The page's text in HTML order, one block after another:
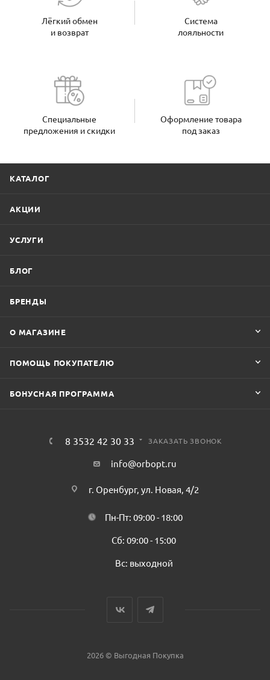
Лёгкий обмен
и возврат
Система
лояльности
Специальные
предложения и скидки
Оформление товара
под заказ
КАТАЛОГ
АКЦИИ
УСЛУГИ
БЛОГ
БРЕНДЫ
О МАГАЗИНЕ
ПОМОЩЬ ПОКУПАТЕЛЮ
БОНУСНАЯ ПРОГРАММА
8 3532 42 30 33 ЗАКАЗАТЬ ЗВОНОК
info@orbopt.ru
г. Оренбург, ул. Новая, 4/2
Пн-Пт: 09:00 - 18:00
Сб: 09:00 - 15:00
Вс: выходной
2026 © Выгодная Покупка